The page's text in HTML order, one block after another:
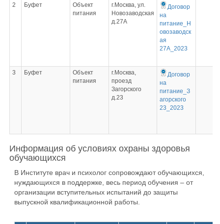
2 Буфет
Объект
питания
г.Москва, ул.
Новозаводская
д.27А
Договор
на
питание_Н
овозаводск
ая
27А_2023
3 Буфет
Объект
питания
г.Москва,
проезд
Загорского
д.23
Договор
на
питание_З
агорского
23_2023
Информация об условиях охраны здоровья
обучающихся
В Институте врач и психолог сопровождают обучающихся,
нуждающихся в поддержке, весь период обучения – от
организации вступительных испытаний до защиты
выпускной квалификационной работы.